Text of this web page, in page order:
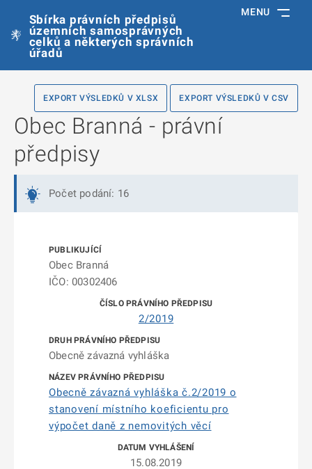
Sbírka právních předpisů
územních samosprávných
celků a některých správních
úřadů
MENU
EXPORT VÝSLEDKŮ V XLSX EXPORT VÝSLEDKŮ V CSV
Obec Branná - právní
předpisy
Počet podání: 16
Obec Branná
IČO: 00302406
2/2019
Obecně závazná vyhláška
Obecně závazná vyhláška č.2/2019 o
stanovení místního koeficientu pro
výpočet daně z nemovitých věcí
15.08.2019